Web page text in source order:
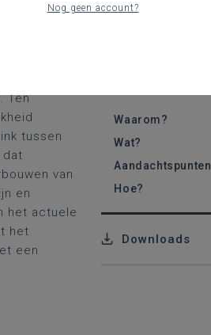
Krachtlijn 5 -
Waarom?
Wat?
Aandachtspunten
Hoe?
Downloads
ideeën
Ten
tussen
dat
van
en
het actuele
het
een
Nog geen account?